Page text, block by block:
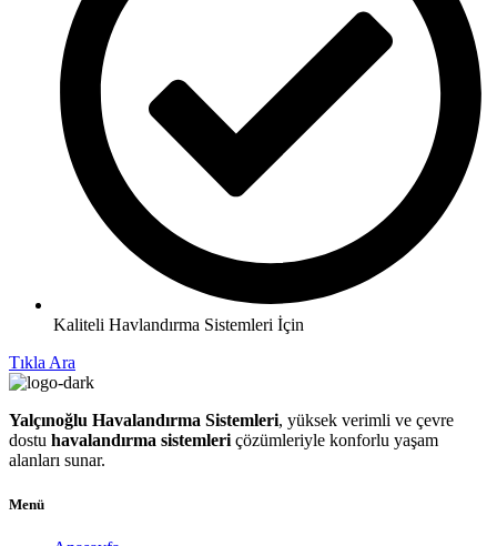
Kaliteli Havlandırma Sistemleri İçin
Tıkla Ara
Yalçınoğlu Havalandırma Sistemleri, yüksek verimli ve çevre
dostu havalandırma sistemleri çözümleriyle konforlu yaşam
alanları sunar.
Menü